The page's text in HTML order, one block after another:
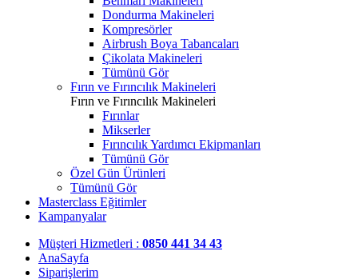
Dondurma Makineleri
Kompresörler
Airbrush Boya Tabancaları
Çikolata Makineleri
Tümünü Gör
Fırın ve Fırıncılık Makineleri
Fırın ve Fırıncılık Makineleri
Fırınlar
Mikserler
Fırıncılık Yardımcı Ekipmanları
Tümünü Gör
Özel Gün Ürünleri
Tümünü Gör
Masterclass Eğitimler
Kampanyalar
Müşteri Hizmetleri : 0850 441 34 43
AnaSayfa
Siparişlerim